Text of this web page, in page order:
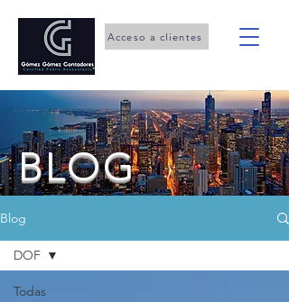
Acceso a clientes
BLOG
Blog
Todas
DOF